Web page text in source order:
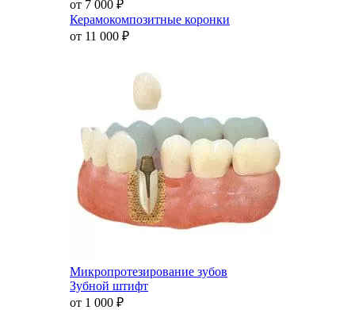
от 7 000 ₽
Керамокомпозитные коронки
от 11 000 ₽
Микропротезирование зубов
Зубной штифт
от 1 000 ₽